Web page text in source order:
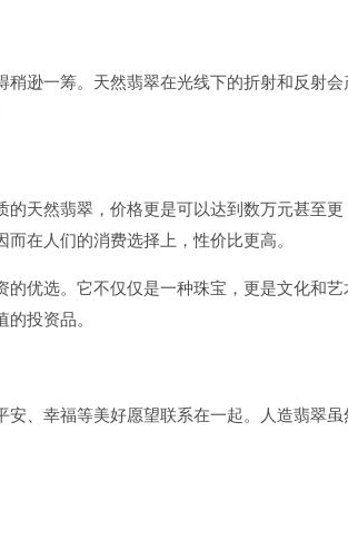
逊一筹。天然翡翠在光线下的折射和反射会
天然翡翠，价格更是可以达到数万元甚至更
在人们的消费选择上，性价比更高。
优选。它不仅仅是一种珠宝，更是文化和艺
投资品。
、幸福等美好愿望联系在一起。人造翡翠虽